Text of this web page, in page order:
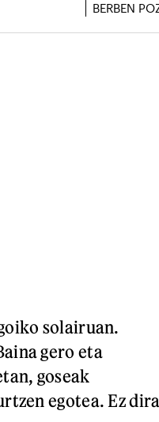
BERBEN
solairuan.
gero eta
goseak
egotea. Ez